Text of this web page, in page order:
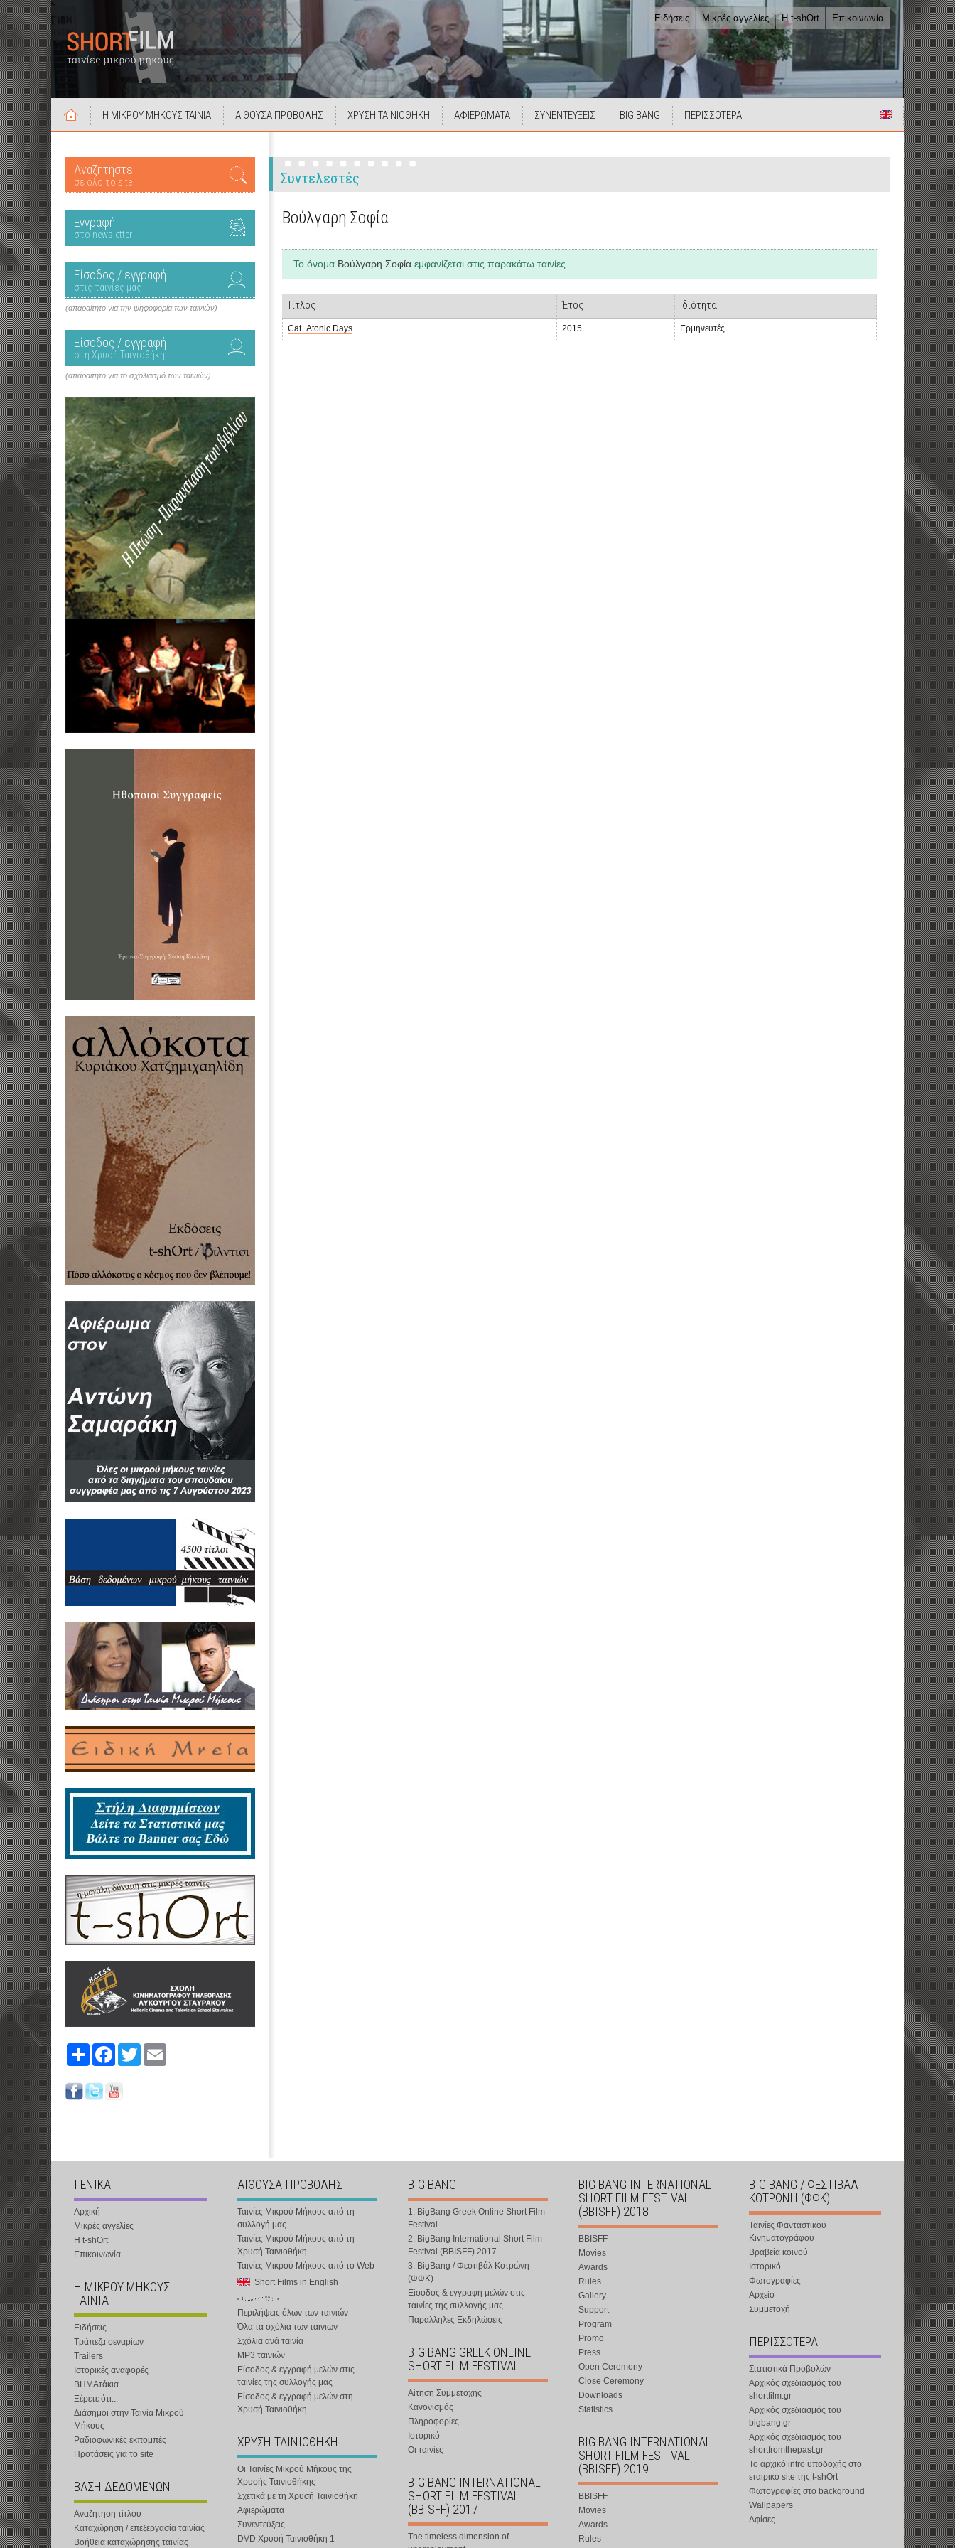
Ειδήσεις Μικρές αγγελίες Η t-shOrt Επικοινωνία
Η ΜΙΚΡΟΥ ΜΗΚΟΥΣ ΤΑΙΝΙΑ ΑΙΘΟΥΣΑ ΠΡΟΒΟΛΗΣ ΧΡΥΣΗ ΤΑΙΝΙΟΘΗΚΗ ΑΦΙΕΡΩΜΑΤΑ ΣΥΝΕΝΤΕΥΞΕΙΣ BIG BANG ΠΕΡΙΣΣΟΤΕΡΑ
Αναζητήστε
σε όλο το site
Εγγραφή
στο newsletter
Είσοδος / εγγραφή
στις ταινίες μας
(απαραίτητο για την ψηφοφορία των ταινιών)
Είσοδος / εγγραφή
στη Χρυσή Ταινιοθήκη
(απαραίτητο για το σχολιασμό των ταινιών)
Share FacebookTwitter
Συντελεστές
Βούλγαρη Σοφία
Το όνομα Βούλγαρη Σοφία εμφανίζεται στις παρακάτω ταινίες
Τίτλος Έτος Ιδιότητα
Cat_Atonic Days 2015 Ερμηνευτές
ΓΕΝΙΚΑ
Αρχική
Μικρές αγγελίες
Η t-shOrt
Επικοινωνία
Η ΜΙΚΡΟΥ ΜΗΚΟΥΣ
ΤΑΙΝΙΑ
Ειδήσεις
Τράπεζα σεναρίων
Trailers
Ιστορικές αναφορές
ΒΗΜΑτάκια
Ξέρετε ότι...
Διάσημοι στην Ταινία Μικρού
Μήκους
Ραδιοφωνικές εκπομπές
Προτάσεις για το site
ΒΑΣΗ ΔΕΔΟΜΕΝΩΝ
Αναζήτηση τίτλου
Καταχώρηση / επεξεργασία ταινίας
Βοήθεια καταχώρησης ταινίας
ΑΙΘΟΥΣΑ ΠΡΟΒΟΛΗΣ
Ταινίες Μικρού Μήκους από τη
συλλογή μας
Ταινίες Μικρού Μήκους από τη
Χρυσή Ταινιοθήκη
Ταινίες Μικρού Μήκους από το Web
Short Films in English
Περιλήψεις όλων των ταινιών
Όλα τα σχόλια των ταινιών
Σχόλια ανά ταινία
MP3 ταινιών
Είσοδος & εγγραφή μελών στις
ταινίες της συλλογής μας
Είσοδος & εγγραφή μελών στη
Χρυσή Ταινιοθήκη
ΧΡΥΣΗ ΤΑΙΝΙΟΘΗΚΗ
Οι Ταινίες Μικρού Μήκους της
Χρυσής Ταινιοθήκης
Σχετικά με τη Χρυσή Ταινιοθήκη
Αφιερώματα
Συνεντεύξεις
DVD Χρυσή Ταινιοθήκη 1
BIG BANG
1. BigBang Greek Online Short Film
Festival
2. BigBang International Short Film
Festival (BBISFF) 2017
3. BigBang / Φεστιβάλ Κοτρώνη
(ΦΦΚ)
Είσοδος & εγγραφή μελών στις
ταινίες της συλλογής μας
Παραλληλες Εκδηλώσεις
BIG BANG GREEK ONLINE
SHORT FILM FESTIVAL
Αίτηση Συμμετοχής
Κανονισμός
Πληροφορίες
Ιστορικό
Οι ταινίες
BIG BANG INTERNATIONAL
SHORT FILM FESTIVAL
(BBISFF) 2017
The timeless dimension of
BIG BANG INTERNATIONAL
SHORT FILM FESTIVAL
(BBISFF) 2018
BBISFF
Movies
Awards
Rules
Gallery
Support
Program
Promo
Press
Open Ceremony
Close Ceremony
Downloads
Statistics
BIG BANG INTERNATIONAL
SHORT FILM FESTIVAL
(BBISFF) 2019
BBISFF
Movies
Awards
Rules
BIG BANG / ΦΕΣΤΙΒΑΛ
ΚΟΤΡΩΝΗ (ΦΦΚ)
Ταινίες Φανταστικού
Κινηματογράφου
Βραβεία κοινού
Ιστορικό
Φωτογραφίες
Αρχείο
Συμμετοχή
ΠΕΡΙΣΣΟΤΕΡΑ
Στατιστικά Προβολών
Αρχικός σχεδιασμός του
shortfilm.gr
Αρχικός σχεδιασμός του
bigbang.gr
Αρχικός σχεδιασμός του
shortfromthepast.gr
Το αρχικό intro υποδοχής στο
εταιρικό site της t-shOrt
Φωτογραφίες στο background
Wallpapers
Αφίσες